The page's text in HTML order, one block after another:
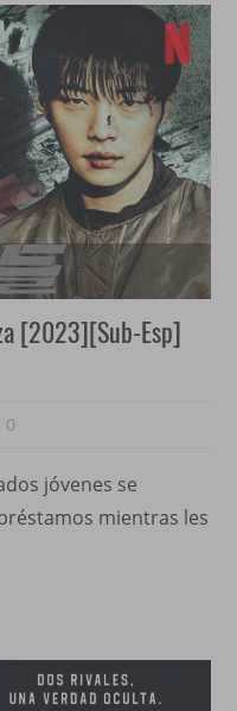
[2023][Sub-Esp]
0
jóvenes se
mientras les